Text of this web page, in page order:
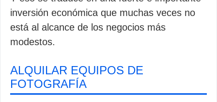
inversión económica que muchas veces no
está al alcance de los negocios más
modestos.
ALQUILAR EQUIPOS DE
FOTOGRAFÍA